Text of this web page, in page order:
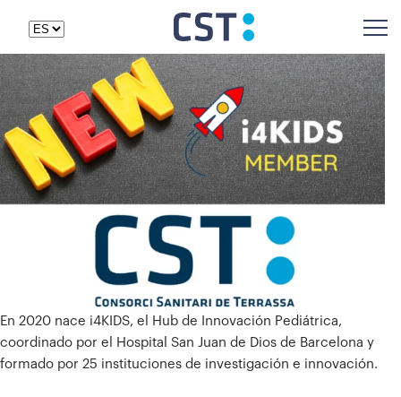
En 2020 nace i4KIDS, el Hub de Innovación Pediátrica,
coordinado por el Hospital San Juan de Dios de Barcelona y
formado por 25 instituciones de investigación e innovación.